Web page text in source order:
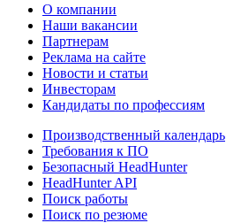
О компании
Наши вакансии
Партнерам
Реклама на сайте
Новости и статьи
Инвесторам
Кандидаты по профессиям
Производственный календарь
Требования к ПО
Безопасный HeadHunter
HeadHunter API
Поиск работы
Поиск по резюме